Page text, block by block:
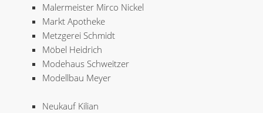
Malermeister Mirco Nickel
Markt Apotheke
Metzgerei Schmidt
Möbel Heidrich
Modehaus Schweitzer
Modellbau Meyer
Neukauf Kilian